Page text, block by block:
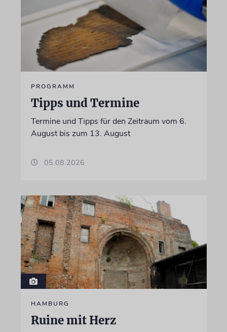
PROGRAMM
Tipps und Termine
Termine und Tipps für den Zeitraum vom 6.
August bis zum 13. August
05.08.2026
HAMBURG
Ruine mit Herz